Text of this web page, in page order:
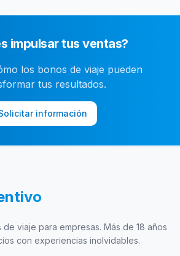
impulsar tus ventas?
los bonos de viaje pueden
tus resultados.
información
viaje para empresas. Más de 18 años
con experiencias inolvidables.